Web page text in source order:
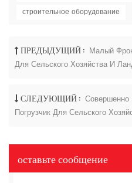
строительное оборудование
ПРЕДЫДУЩИЙ : Малый
Для Сельского Хозяйства И
СЛЕДУЮЩИЙ : Совершенно
Погрузчик Для Сельского
оставьте сообщение